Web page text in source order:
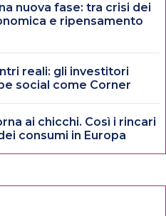
nuova fase: tra crisi dei
e ripensamento
reali: gli investitori
social come Corner
ai chicchi. Così i rincari
consumi in Europa